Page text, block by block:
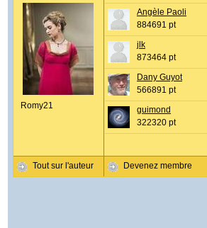
Romy21
Tout sur l'auteur
Angèle Paoli
884691 pt
jlk
873464 pt
Dany Guyot
566891 pt
guimond
322320 pt
Devenez membre